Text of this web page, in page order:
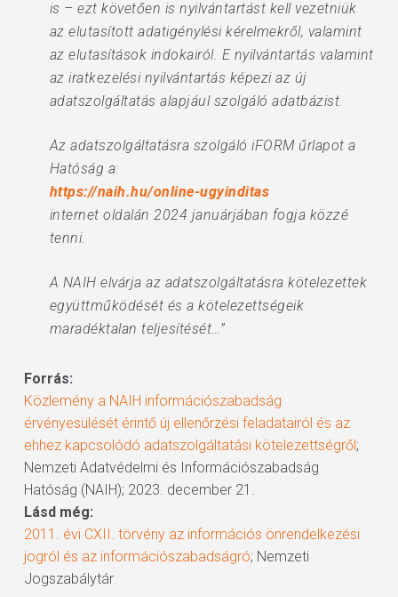
is – ezt követően is nyilvántartást kell vezetniük
az elutasított adatigénylési kérelmekről, valamint
az elutasítások indokairól. E nyilvántartás valamint
az iratkezelési nyilvántartás képezi az új
adatszolgáltatás alapjául szolgáló adatbázist.
Az adatszolgáltatásra szolgáló iFORM űrlapot a
Hatóság a:
https://naih.hu/online-ugyinditas
internet oldalán 2024 januárjában fogja közzé
tenni.
A NAIH elvárja az adatszolgáltatásra kötelezettek
együttműködését és a kötelezettségeik
maradéktalan teljesítését…”
Forrás:
Közlemény a NAIH információszabadság
érvényesülését érintő új ellenőrzési feladatairól és az
ehhez kapcsolódó adatszolgáltatási kötelezettségről;
Nemzeti Adatvédelmi és Információszabadság
Hatóság (NAIH); 2023. december 21.
Lásd még:
2011. évi CXII. törvény az információs önrendelkezési
jogról és az információszabadságró; Nemzeti
Jogszabálytár